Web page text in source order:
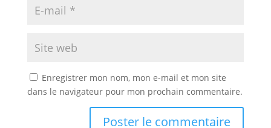
Enregistrer mon nom, mon e-mail et mon site
dans le navigateur pour mon prochain commentaire.